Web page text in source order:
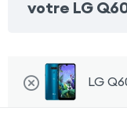
votre LG
LG